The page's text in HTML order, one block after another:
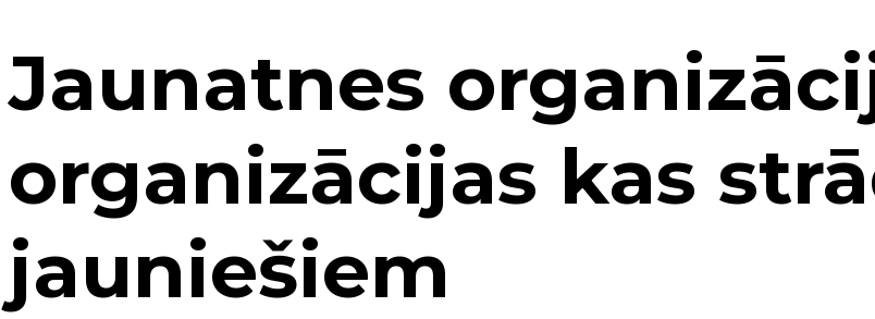
Jaunatnes
organizācijas kas
jauniešiem